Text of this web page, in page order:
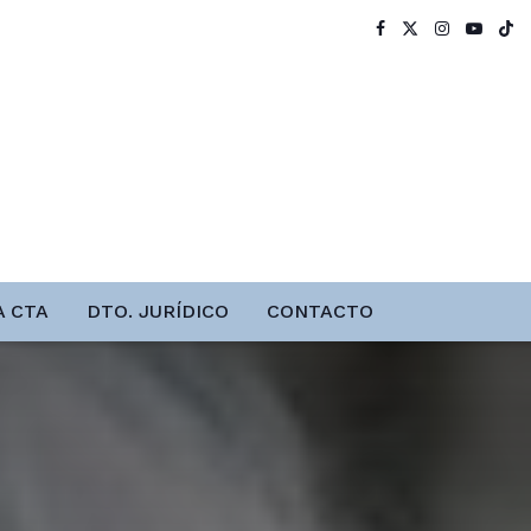
CTA DTO. JURÍDICO CONTACTO